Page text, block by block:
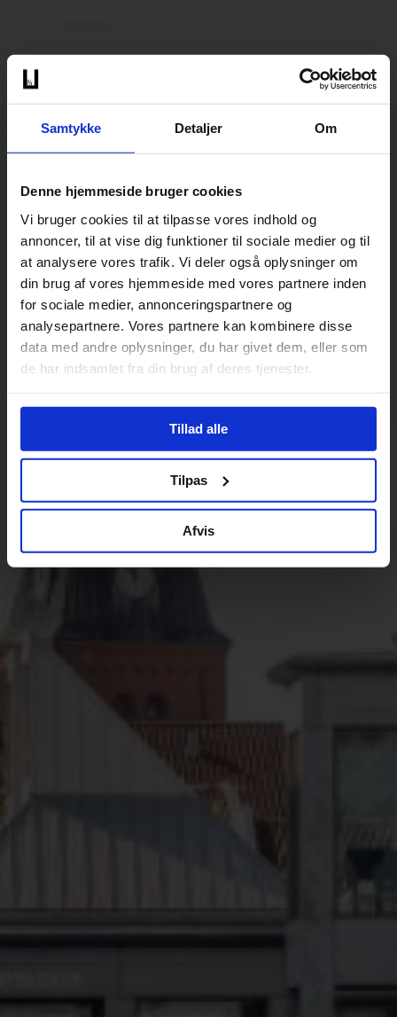
Samtykke Detaljer Om
Denne hjemmeside bruger cookies
Vi bruger cookies til at tilpasse vores indhold og
annoncer, til at vise dig funktioner til sociale medier og til
at analysere vores trafik. Vi deler også oplysninger om
din brug af vores hjemmeside med vores partnere inden
for sociale medier, annonceringspartnere og
analysepartnere. Vores partnere kan kombinere disse
data med andre oplysninger, du har givet dem, eller som
de har indsamlet fra din brug af deres tjenester.
Tillad alle
Tilpas
Afvis